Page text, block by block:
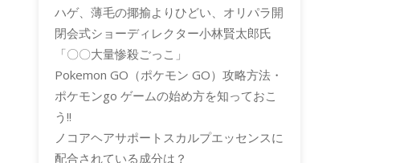
ハゲ、薄毛の揶揄よりひどい、オリパラ開
閉会式ショーディレクター小林賢太郎氏
「〇〇大量惨殺ごっこ」
Pokemon GO（ポケモン GO）攻略方法・
ポケモンgo ゲームの始め方を知っておこ
う!!
ノコアヘアサポートスカルプエッセンスに
配合されている成分は？